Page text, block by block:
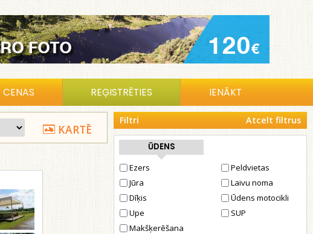
CENAS REĢISTRĒTIES IENĀKT
Filtri Atcelt filtrus
ŪDENS
Ezers
Jūra
Dīķis
Upe
Makšķerēšana
Peldvietas
Laivu noma
Ūdens motocikli
SUP
KARTĒ